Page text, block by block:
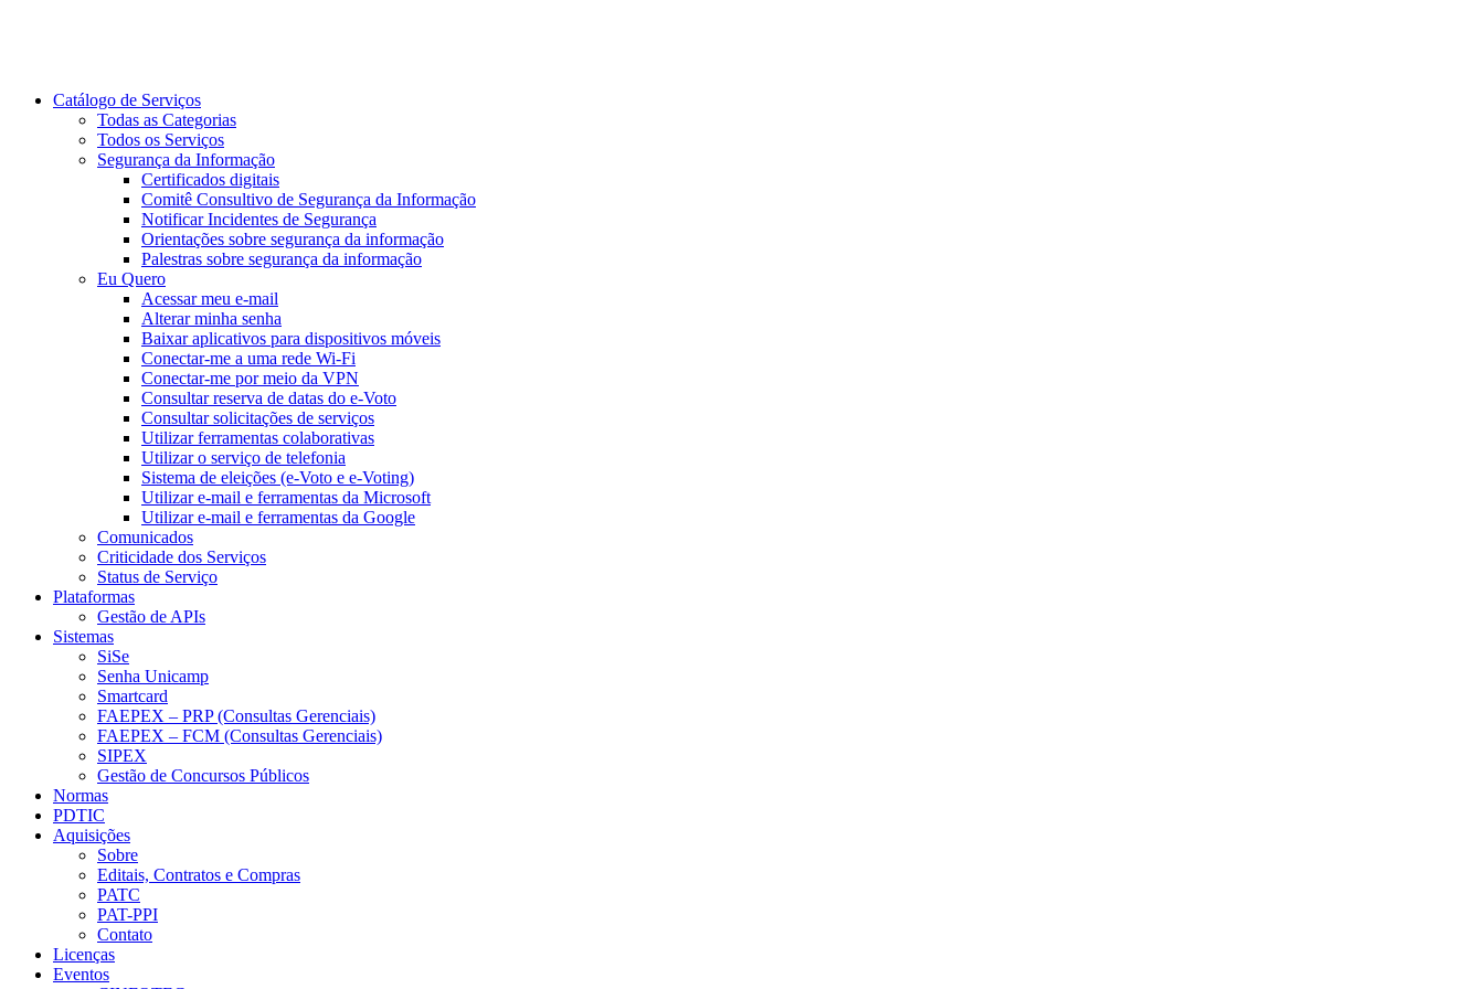
Catálogo de Serviços
Todas as Categorias
Todos os Serviços
Segurança da Informação
Certificados digitais
Comitê Consultivo de Segurança da Informação
Notificar Incidentes de Segurança
Orientações sobre segurança da informação
Palestras sobre segurança da informação
Eu Quero
Acessar meu e-mail
Alterar minha senha
Baixar aplicativos para dispositivos móveis
Conectar-me a uma rede Wi-Fi
Conectar-me por meio da VPN
Consultar reserva de datas do e-Voto
Consultar solicitações de serviços
Utilizar ferramentas colaborativas
Utilizar o serviço de telefonia
Sistema de eleições (e-Voto e e-Voting)
Utilizar e-mail e ferramentas da Microsoft
Utilizar e-mail e ferramentas da Google
Comunicados
Criticidade dos Serviços
Status de Serviço
Plataformas
Gestão de APIs
Sistemas
SiSe
Senha Unicamp
Smartcard
FAEPEX – PRP (Consultas Gerenciais)
FAEPEX – FCM (Consultas Gerenciais)
SIPEX
Gestão de Concursos Públicos
Normas
PDTIC
Aquisições
Sobre
Editais, Contratos e Compras
PATC
PAT-PPI
Contato
Licenças
Eventos